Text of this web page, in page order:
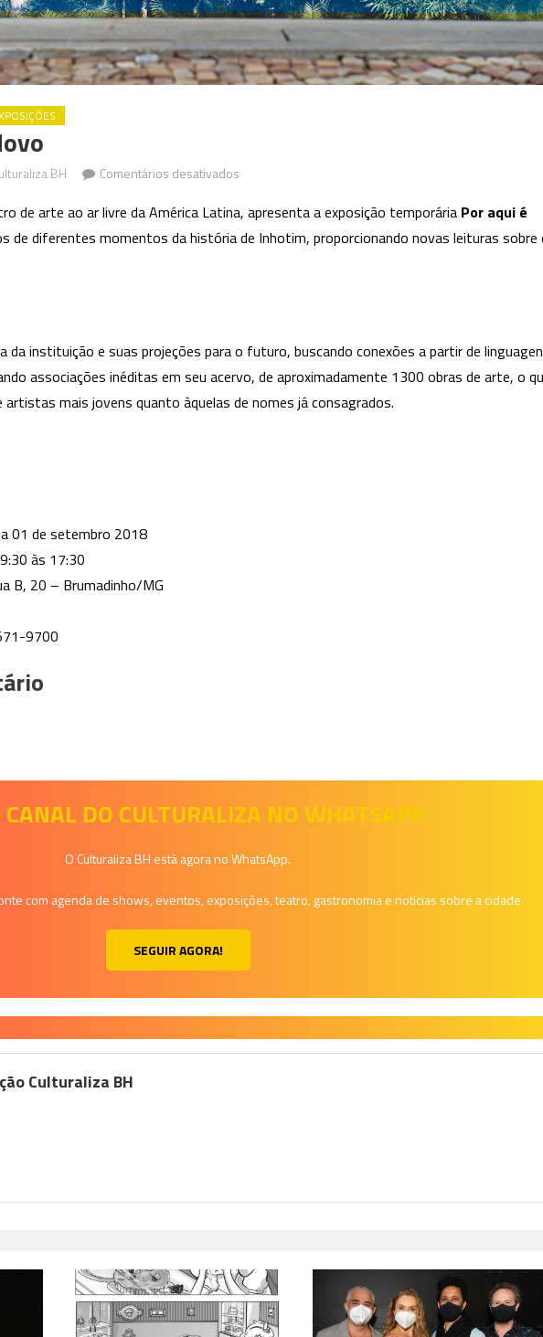
BH Comentários desativados
aqui
é
de arte ao ar livre da América Latina, apresenta a exposição temporária Por aqui é
de diferentes momentos da história de Inhotim, proporcionando novas leituras sobre
instituição e suas projeções para o futuro, buscando conexões a partir de
associações inéditas em seu acervo, de aproximadamente 1300 obras de arte, o
mais jovens quanto àquelas de nomes já consagrados.
01 de setembro 2018
às 17:30
B, 20 – Brumadinho/MG
9700
CANAL DO CULTURALIZA NO WHATSAPP
O Culturaliza BH está agora no WhatsApp.
com agenda de shows, eventos, exposições, teatro, gastronomia e notícias sobre a cidade.
SEGUIR AGORA!
Culturaliza BH